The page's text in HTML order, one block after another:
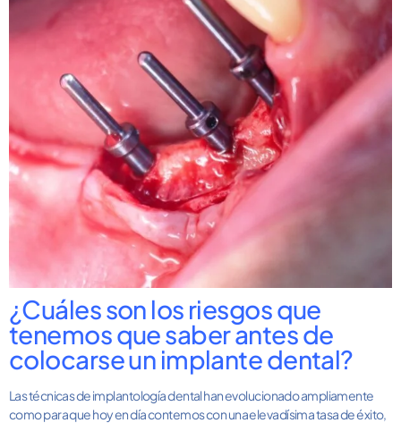
¿Cuáles son los riesgos que
tenemos que saber antes de
colocarse un implante dental?
Las técnicas de implantología dental han evolucionado ampliamente
como para que hoy en día contemos con una elevadísima tasa de éxito,